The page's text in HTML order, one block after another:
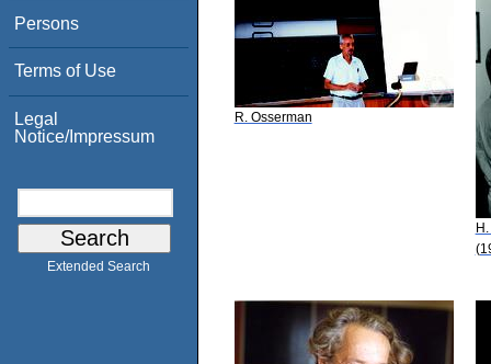
Persons
Terms of Use
Legal
Notice/Impressum
Extended Search
R. Osserman